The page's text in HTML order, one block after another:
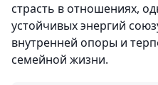
страсть в отношениях,
устойчивых энергий
внутренней опоры и
семейной жизни.